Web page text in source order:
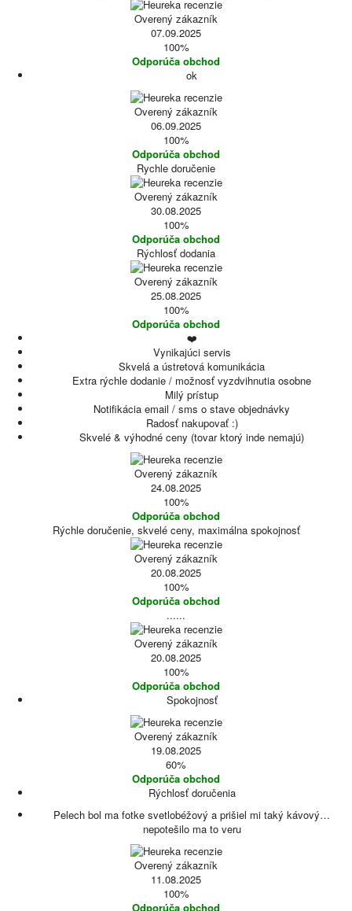
Overený zákazník
07.09.2025
100%
Odporúča obchod
ok
Overený zákazník
06.09.2025
100%
Odporúča obchod
Rychle doručenie
Overený zákazník
30.08.2025
100%
Odporúča obchod
Rýchlosť dodania
Overený zákazník
25.08.2025
100%
Odporúča obchod
❤️
Vynikajúci servis
Skvelá a ústretová komunikácia
Extra rýchle dodanie / možnosť vyzdvihnutia osobne
Milý prístup
Notifikácia email / sms o stave objednávky
Radosť nakupovať :)
Skvelé & výhodné ceny (tovar ktorý inde nemajú)
Overený zákazník
24.08.2025
100%
Odporúča obchod
Rýchle doručenie, skvelé ceny, maximálna spokojnosť
Overený zákazník
20.08.2025
100%
Odporúča obchod
......
Overený zákazník
20.08.2025
100%
Odporúča obchod
Spokojnosť
Overený zákazník
19.08.2025
60%
Odporúča obchod
Rýchlosť doručenia
Pelech bol ma fotke svetlobéžový a prišiel mi taký kávový…
nepotešilo ma to veru
Overený zákazník
11.08.2025
100%
Odporúča obchod